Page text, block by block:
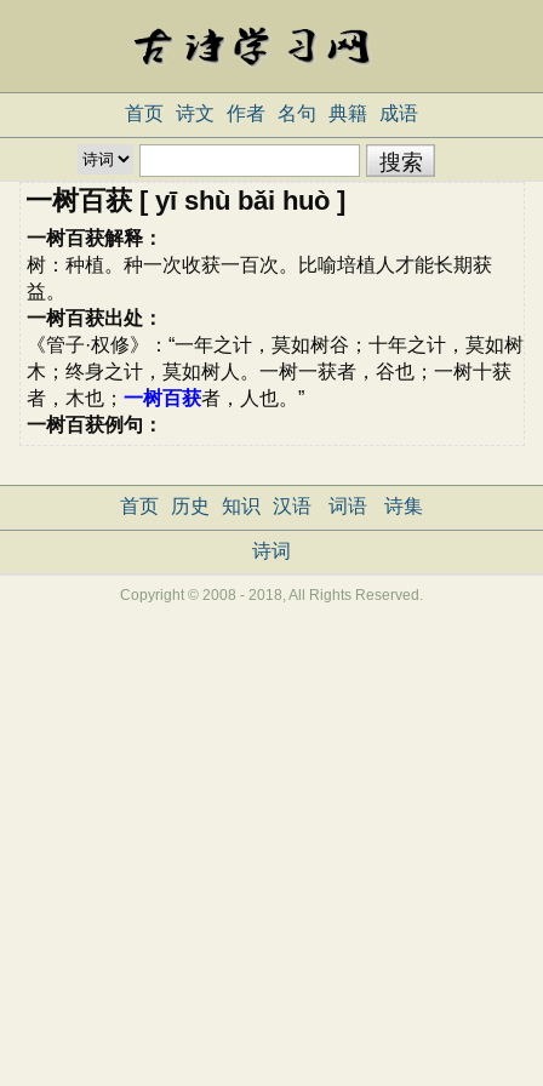
首页 诗文 作者 名句 典籍 成语
一树百获 [ yī shù bǎi huò ]
一树百获解释：
树：种植。种一次收获一百次。比喻培植人才能长期获
益。
一树百获出处：
《管子·权修》：“一年之计，莫如树谷；十年之计，莫如树
木；终身之计，莫如树人。一树一获者，谷也；一树十获
者，木也； 一树百获者，人也。”
一树百获例句：
首页 历史 知识 汉语 词语 诗集
诗词
Copyright © 2008 - 2018, All Rights Reserved.